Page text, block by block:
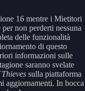
16 mentre i Mietitori
non perderti nessuna
delle funzionalità
di questo
informazioni sulle
saranno svelate
sulla piattaforma
aggiornamenti. In bocca